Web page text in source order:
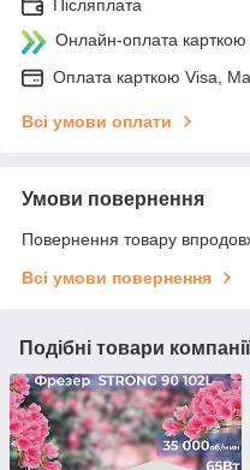
Післяплата
Онлайн-оплата
Оплата карткою Visa,
Всі умови оплати
Умови повернення
Повернення товару
Всі умови повернення
Подібні товари компанії